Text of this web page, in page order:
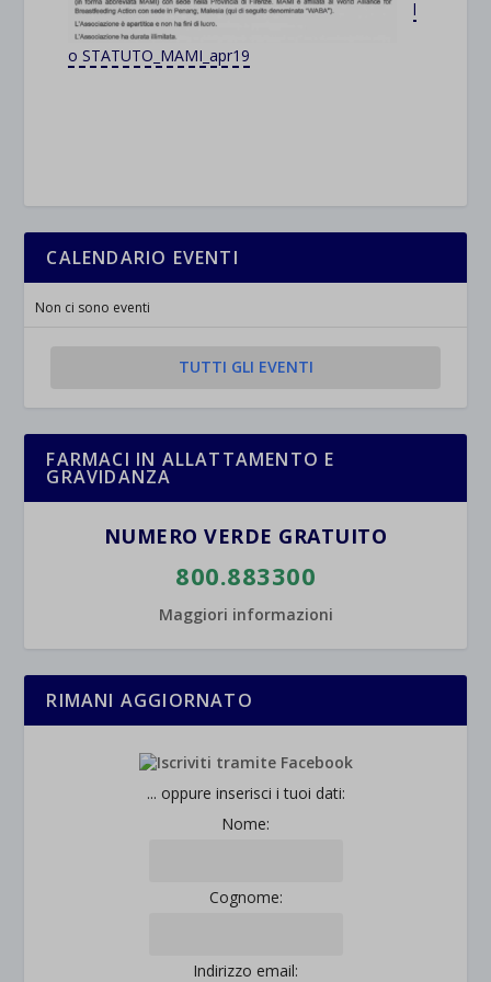
l
o STATUTO_MAMI_apr19
CALENDARIO EVENTI
Non ci sono eventi
TUTTI GLI EVENTI
FARMACI IN ALLATTAMENTO E
GRAVIDANZA
NUMERO VERDE GRATUITO
800.883300
Maggiori informazioni
RIMANI AGGIORNATO
... oppure inserisci i tuoi dati:
Nome:
Cognome:
Indirizzo email: